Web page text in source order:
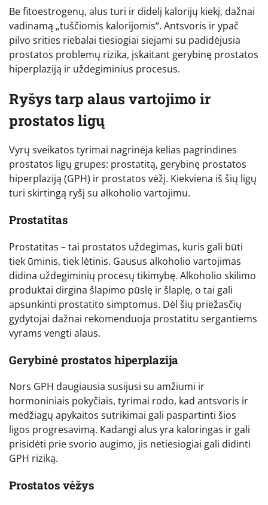
Be fitoestrogenų, alus turi ir didelį kalorijų kiekį, dažnai
vadinamą „tuščiomis kalorijomis“. Antsvoris ir ypač
pilvo srities riebalai tiesiogiai siejami su padidėjusia
prostatos problemų rizika, įskaitant gerybinę prostatos
hiperplaziją ir uždegiminius procesus.
Ryšys tarp alaus vartojimo ir
prostatos ligų
Vyrų sveikatos tyrimai nagrinėja kelias pagrindines
prostatos ligų grupes: prostatitą, gerybinę prostatos
hiperplaziją (GPH) ir prostatos vėžį. Kiekviena iš šių ligų
turi skirtingą ryšį su alkoholio vartojimu.
Prostatitas
Prostatitas – tai prostatos uždegimas, kuris gali būti
tiek ūminis, tiek lėtinis. Gausus alkoholio vartojimas
didina uždegiminių procesų tikimybę. Alkoholio skilimo
produktai dirgina šlapimo pūslę ir šlaplę, o tai gali
apsunkinti prostatito simptomus. Dėl šių priežasčių
gydytojai dažnai rekomenduoja prostatitu sergantiems
vyrams vengti alaus.
Gerybinė prostatos hiperplazija
Nors GPH daugiausia susijusi su amžiumi ir
hormoniniais pokyčiais, tyrimai rodo, kad antsvoris ir
medžiagų apykaitos sutrikimai gali paspartinti šios
ligos progresavimą. Kadangi alus yra kaloringas ir gali
prisidėti prie svorio augimo, jis netiesiogiai gali didinti
GPH riziką.
Prostatos vėžys